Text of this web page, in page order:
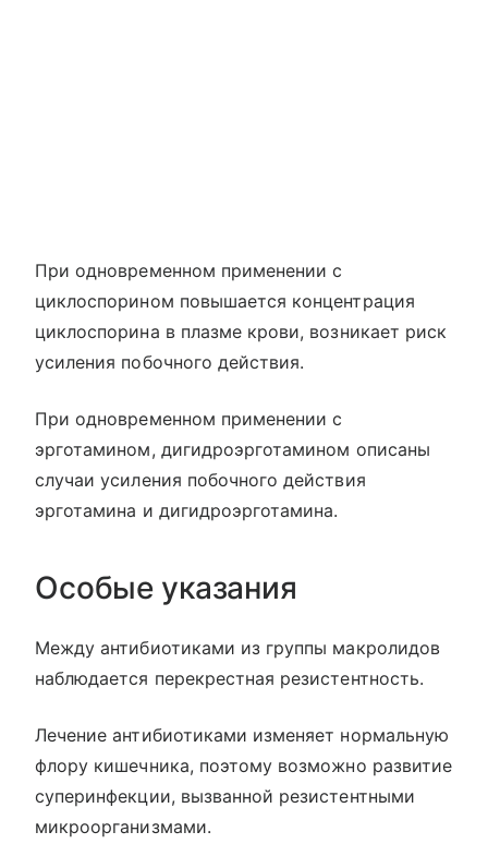
При одновременном применении с
циклоспорином повышается концентрация
циклоспорина в плазме крови, возникает риск
усиления побочного действия.
При одновременном применении с
эрготамином, дигидроэрготамином описаны
случаи усиления побочного действия
эрготамина и дигидроэрготамина.
Особые указания
Между антибиотиками из группы макролидов
наблюдается перекрестная резистентность.
Лечение антибиотиками изменяет нормальную
флору кишечника, поэтому возможно развитие
суперинфекции, вызванной резистентными
микроорганизмами.